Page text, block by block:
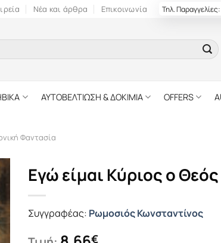
Νέα και άρθρα Επικοινωνία Τηλ.
ΑΥΤΟΒΕΛΤΙΩΣΗ & ΔΟΚΙΜΙΑ OFFERS
Φαντασία
Εγώ είμαι Κύριος ο
Συγγραφέας: Ρωμοσιός Κωνσταντίνος
€